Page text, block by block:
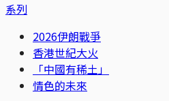
系列
2026伊朗戰爭
香港世紀大火
「中國有稀土」
情色的未來